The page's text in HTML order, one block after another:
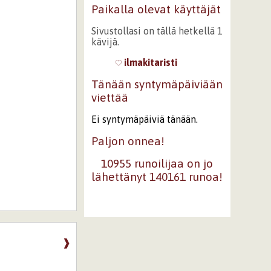
❱
Paikalla olevat käyttäjät
Sivustollasi on tällä hetkellä 1
kävijä.
ilmakitaristi
Tänään syntymäpäiviään
viettää
Ei syntymäpäiviä tänään.
Paljon onnea!
10955 runoilijaa on jo
lähettänyt 140161 runoa!